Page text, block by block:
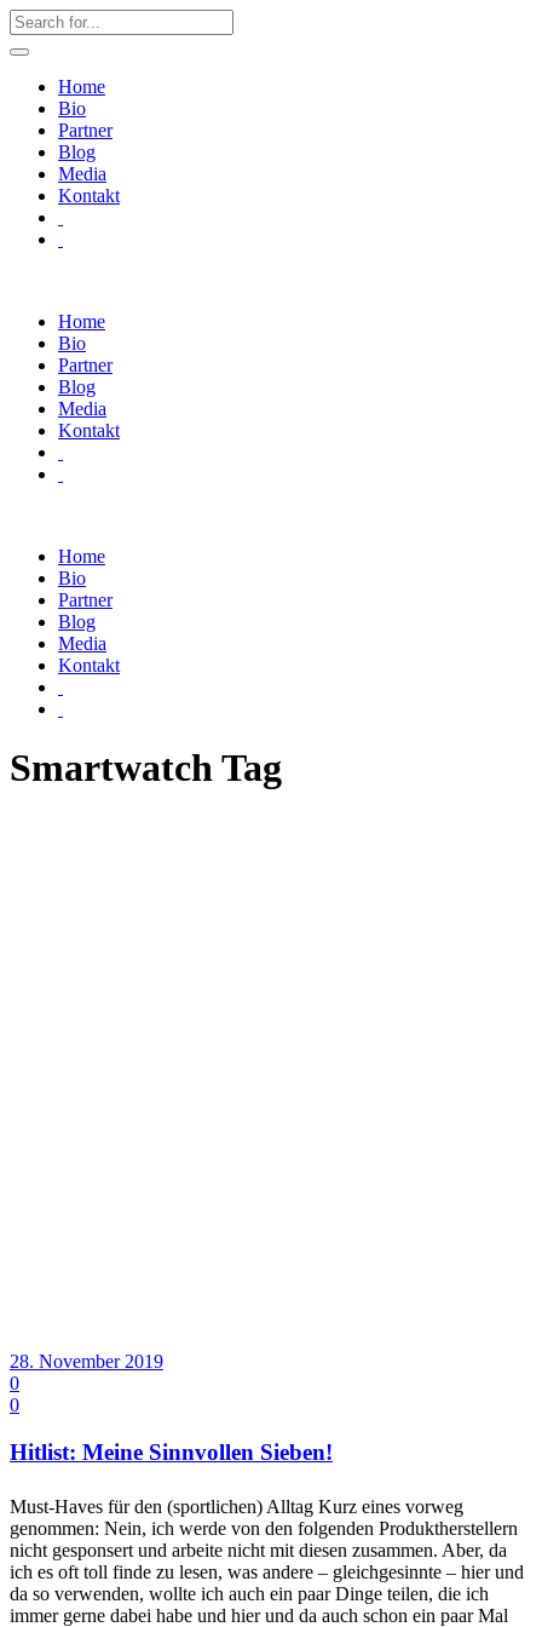
Home
Bio
Partner
Blog
Media
Kontakt
Home
Bio
Partner
Blog
Media
Kontakt
Home
Bio
Partner
Blog
Media
Kontakt
Smartwatch Tag
28. November 2019
0
0
Hitlist: Meine Sinnvollen Sieben!
Must-Haves für den (sportlichen) Alltag Kurz eines vorweg
genommen: Nein, ich werde von den folgenden Produktherstellern
nicht gesponsert und arbeite nicht mit diesen zusammen. Aber, da
ich es oft toll finde zu lesen, was andere – gleichgesinnte – hier und
da so verwenden, wollte ich auch ein paar Dinge teilen, die ich
immer gerne dabei habe und hier und da auch schon ein paar Mal